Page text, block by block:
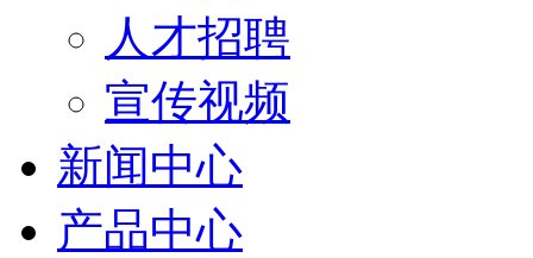
人才招聘
宣传视频
新闻中心
产品中心